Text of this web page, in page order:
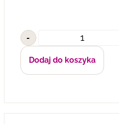
-
Dodaj do koszyka